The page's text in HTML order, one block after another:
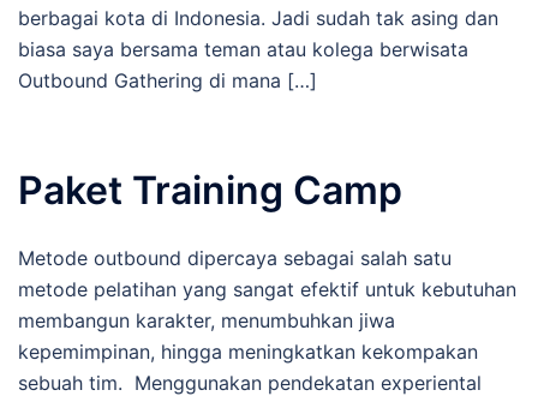
berbagai kota di Indonesia. Jadi sudah tak asing dan
biasa saya bersama teman atau kolega berwisata
Outbound Gathering di mana […]
Paket Training Camp
Metode outbound dipercaya sebagai salah satu
metode pelatihan yang sangat efektif untuk kebutuhan
membangun karakter, menumbuhkan jiwa
kepemimpinan, hingga meningkatkan kekompakan
sebuah tim. Menggunakan pendekatan experiental